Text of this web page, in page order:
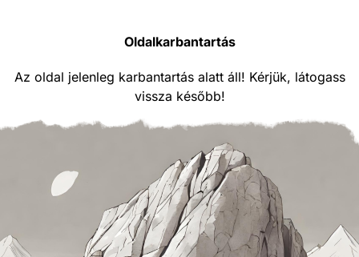
Oldalkarbantartás
Az oldal jelenleg karbantartás alatt áll! Kérjük, látogass
vissza később!